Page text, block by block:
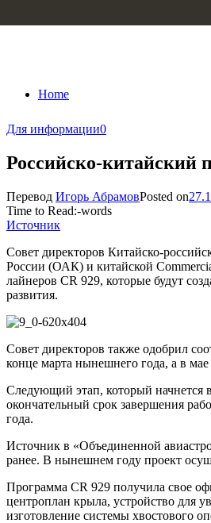
Home
Для информации0
Российско-китайский
Перевод Игорь АбрамовPosted on
Time to Read:-words
Источник
Совет директоров Китайско-
России (ОАК) и китайской
лайнеров CR 929, которые будут
развития.
Совет директоров также одобрил
конце марта нынешнего года, а в
Следующий этап, который начнется
окончательный срок завершения
года.
Источник в «Объединенной
ранее. В нынешнем году проект
Программа CR 929 получила свое
центроплан крыла, устройство для
изготовление системы хвостового